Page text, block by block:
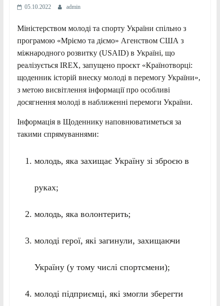
05.10.2022 admin
Міністерством молоді та спорту України спільно з
програмою «Мріємо та діємо» Агенством США з
міжнародного розвитку (USAID) в Україні, що
реалізується IREX, запущено проєкт «Країнотворці:
щоденник історій внеску молоді в перемогу України»,
з метою висвітлення інформації про особливі
досягнення молоді в наближенні перемоги України.
Інформація в Щоденнику наповнюватиметься за
такими спрямуваннями:
молодь, яка захищає Україну зі зброєю в
руках;
молодь, яка волонтерить;
молоді герої, які загинули, захищаючи
Україну (у тому числі спортсмени);
молоді підприємці, які змогли зберегти